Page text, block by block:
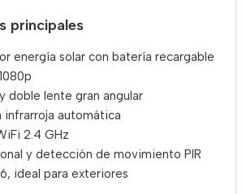
principales
energía solar con batería recargable
doble lente gran angular
infrarroja automática
2.4 GHz
y detección de movimiento PIR
ideal para exteriores